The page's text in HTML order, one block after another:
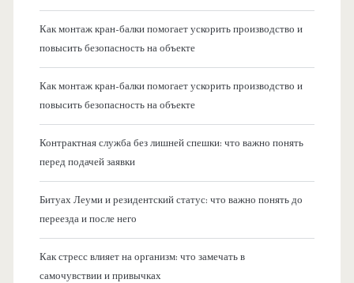
Как монтаж кран-балки помогает ускорить производство и
повысить безопасность на объекте
Как монтаж кран-балки помогает ускорить производство и
повысить безопасность на объекте
Контрактная служба без лишней спешки: что важно понять
перед подачей заявки
Битуах Леуми и резидентский статус: что важно понять до
переезда и после него
Как стресс влияет на организм: что замечать в
самочувствии и привычках